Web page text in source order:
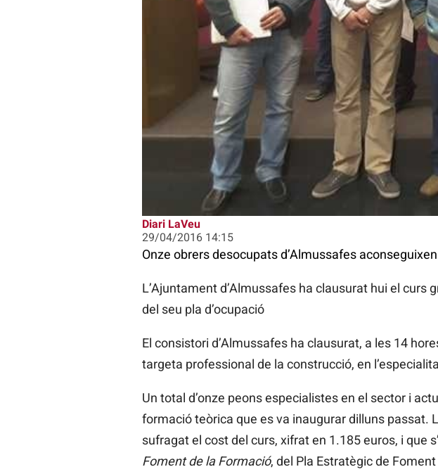
Diari LaVeu
29/04/2016 14:15
Onze obrers desocupats d’Almussafes
L’Ajuntament d’Almussafes ha clausurat hui el
del seu pla d’ocupació
El consistori d’Almussafes ha clausurat, a les 14
targeta professional de la construcció, en
Un total d’onze peons especialistes en el sector i
formació teòrica que es va inaugurar dilluns passat.
sufragat el cost del curs, xifrat en 1.185 euros, i que
Foment de la Formació, del Pla Estratègic de